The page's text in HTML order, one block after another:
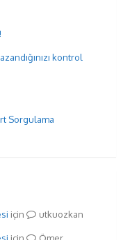
kontrol
Sorgulama
için utkuozkan